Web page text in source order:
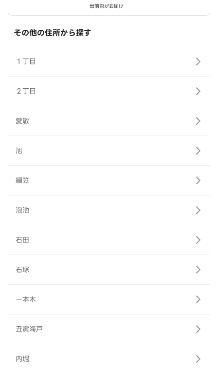
出前館がお届け
その他の住所から探す
１丁目
２丁目
愛敬
旭
編笠
泡池
石田
石塚
一本木
丑寅海戸
内堀